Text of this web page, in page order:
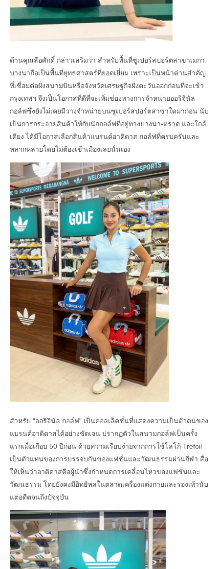
ด้านคุณลือศักดิ์ กล่าวเสริมว่า สำหรับพื้นที่ซูเปอร์สปอร์ตสาขาเมกา
บางนาถือเป็นพื้นที่ยุทธศาสตร์ที่ยอดเยี่ยม เพราะเป็นหน้าด่านสำคัญ
ที่เชื่อมต่อฝั่งสนามบินหรือจังหวัดเศรษฐกิจฝั่งตะวันออกก่อนที่จะเข้า
กรุงเทพฯ จึงเป็นโอกาสที่ดีที่จะเพิ่มช่องทางการจำหน่ายออริจินัล
กอล์ฟซึ่งยังไม่เคยมีวางจำหน่ายบนซูเปอร์สปอร์ตสาขาใดมาก่อน นับ
เป็นการกระจายสินค้าให้กับนักกอล์ฟที่อยู่ทางบางนา-ตราด และใกล้
เคียง ได้มีโอกาสเลือกสินค้าแบรนด์อาดิดาส กอล์ฟที่ครบครันและ
หลากหลายโดยไม่ต้องเข้าเมืองเลยนั่นเอง
สำหรับ “ออริจินัล กอล์ฟ” เป็นคอลเล็คชั่นที่แสดงความเป็นตัวตนของ
แบรนด์อาดิดาสได้อย่างชัดเจน ปรากฏตัวในสนามกอล์ฟเป็นครั้ง
แรกเมื่อเกือบ 50 ปีก่อน ด้วยความเรียบง่ายจากการใช้โลโก้ Trefoil
เป็นตัวแทนของการบรรจบกันของแฟชั่นและวัฒนธรรมผ่านกีฬา สื่อ
ให้เห็นว่าอาดิดาสคือผู้นำซึ่งกําหนดการเคลื่อนไหวของแฟชั่นและ
วัฒนธรรม โดยยังคงมีอิทธิพลในตลาดเครื่องแต่งกายและรองเท้านับ
แต่อดีตจนถึงปัจจุบัน